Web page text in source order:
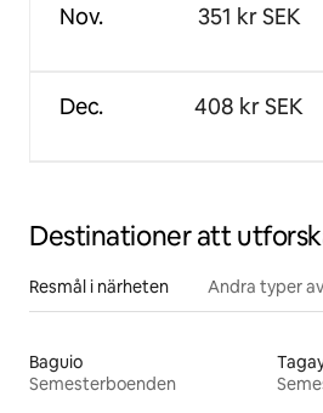
Nov.
Dec.
351 kr SEK
408 kr SEK
Destinationer att
Resmål i närheten Andra typer
Baguio
Semesterboenden